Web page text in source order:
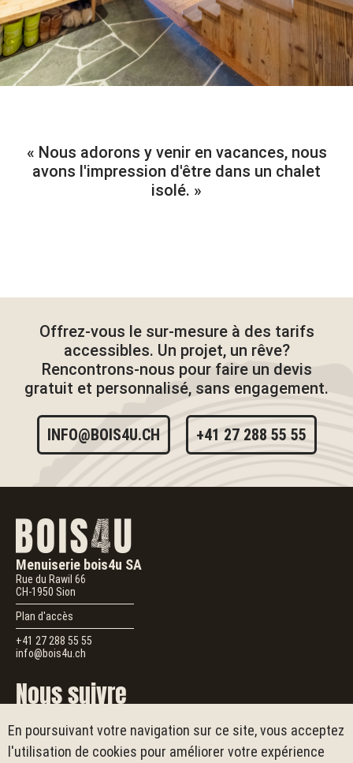
Nous adorons y venir en vacances, nous
avons l'impression d'être dans un chalet
isolé.
Offrez-vous le sur-mesure à des tarifs
accessibles. Un projet, un rêve?
Rencontrons-nous pour faire un devis
gratuit et personnalisé, sans engagement.
INFO@BOIS4U.CH +41 27 288 55 55
Menuiserie bois4u SA
Rue du Rawil 66
CH-1950 Sion
Plan d'accès
+41 27 288 55 55
info@bois4u.ch
Nous suivre
Suivez-nousPour vous inspirer, laisser un avis ou en savoir plus sur
bois4u
En poursuivant votre navigation sur ce site, vous acceptez
l'utilisation de cookies pour améliorer votre expérience